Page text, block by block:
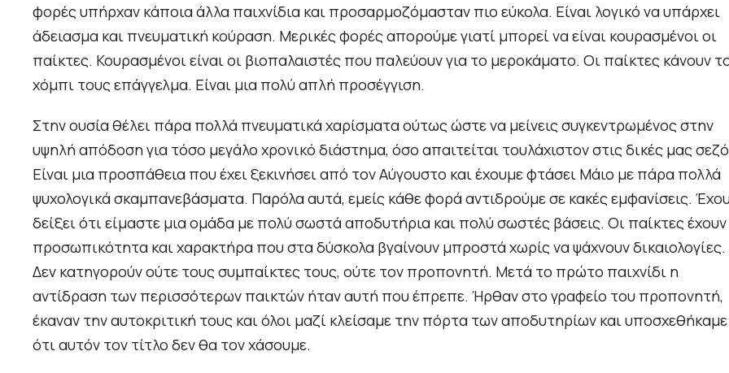
φορές υπήρχαν κάποια άλλα παιχνίδια και προσαρμοζόμασταν πιο εύκολα. Είναι λογικό να υπάρχει
άδειασμα και πνευματική κούραση. Μερικές φορές απορούμε γιατί μπορεί να είναι κουρασμένοι οι
παίκτες. Κουρασμένοι είναι οι βιοπαλαιστές που παλεύουν για το μεροκάματο. Οι παίκτες κάνουν
χόμπι τους επάγγελμα. Είναι μια πολύ απλή προσέγγιση.
Στην ουσία θέλει πάρα πολλά πνευματικά χαρίσματα ούτως ώστε να μείνεις συγκεντρωμένος στην
υψηλή απόδοση για τόσο μεγάλο χρονικό διάστημα, όσο απαιτείται τουλάχιστον στις δικές μας
Είναι μια προσπάθεια που έχει ξεκινήσει από τον Αύγουστο και έχουμε φτάσει Μάιο με πάρα πολλά
ψυχολογικά σκαμπανεβάσματα. Παρόλα αυτά, εμείς κάθε φορά αντιδρούμε σε κακές εμφανίσεις.
δείξει ότι είμαστε μια ομάδα με πολύ σωστά αποδυτήρια και πολύ σωστές βάσεις. Οι παίκτες έχουν
προσωπικότητα και χαρακτήρα που στα δύσκολα βγαίνουν μπροστά χωρίς να ψάχνουν δικαιολογίες.
Δεν κατηγορούν ούτε τους συμπαίκτες τους, ούτε τον προπονητή. Μετά το πρώτο παιχνίδι η
αντίδραση των περισσότερων παικτών ήταν αυτή που έπρεπε. Ήρθαν στο γραφείο του προπονητή,
έκαναν την αυτοκριτική τους και όλοι μαζί κλείσαμε την πόρτα των αποδυτηρίων και υποσχεθήκαμε
ότι αυτόν τον τίτλο δεν θα τον χάσουμε.